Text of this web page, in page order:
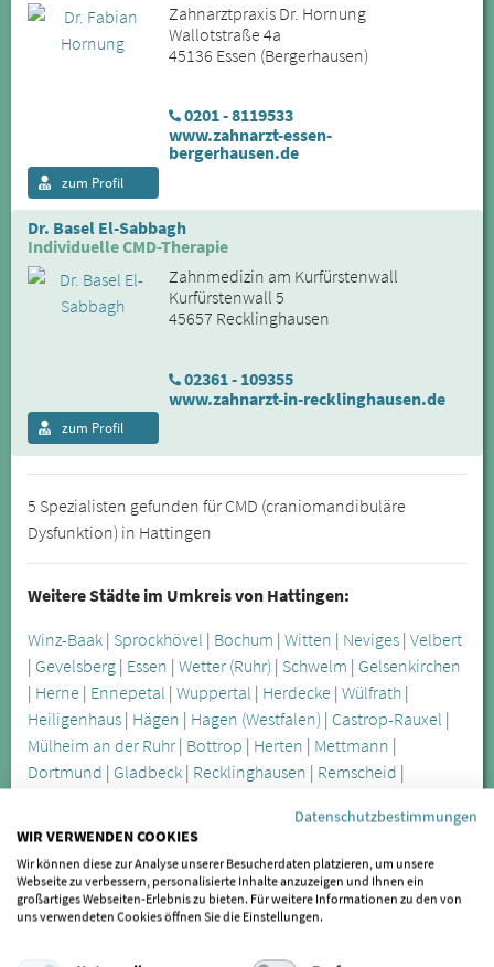
Zahnarztpraxis Dr. Hornung
Wallotstraße 4a
45136 Essen (Bergerhausen)
0201 - 8119533
www.zahnarzt-essen-
bergerhausen.de
zum Profil
Dr. Basel El-Sabbagh
Individuelle CMD-Therapie
Zahnmedizin am Kurfürstenwall
Kurfürstenwall 5
45657 Recklinghausen
02361 - 109355
www.zahnarzt-in-recklinghausen.de
zum Profil
5 Spezialisten gefunden für CMD (craniomandibuläre
Dysfunktion) in Hattingen
Weitere Städte im Umkreis von Hattingen:
Winz-Baak | Sprockhövel | Bochum | Witten | Neviges | Velbert
| Gevelsberg | Essen | Wetter (Ruhr) | Schwelm | Gelsenkirchen
| Herne | Ennepetal | Wuppertal | Herdecke | Wülfrath |
Heiligenhaus | Hägen | Hagen (Westfalen) | Castrop-Rauxel |
Mülheim an der Ruhr | Bottrop | Herten | Mettmann |
Dortmund | Gladbeck | Recklinghausen | Remscheid |
Die Craniomandibuläre Dysfunktion wird oft erst spät
erkannt, lässt sich aber durch spezialisierte Behandler in
Hattingen anhand verschiedener Symptome feststellen. Zu
Datenschutzbestimmungen
WIR VERWENDEN COOKIES
Wir können diese zur Analyse unserer Besucherdaten platzieren, um unsere
Webseite zu verbessern, personalisierte Inhalte anzuzeigen und Ihnen ein
großartiges Webseiten-Erlebnis zu bieten. Für weitere Informationen zu den von
uns verwendeten Cookies öffnen Sie die Einstellungen.